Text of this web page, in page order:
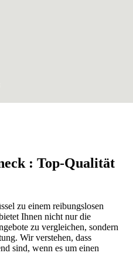
: Top-Qualität
zu einem reibungslosen
Ihnen nicht nur die
zu vergleichen, sondern
Wir verstehen, dass
sind, wenn es um einen